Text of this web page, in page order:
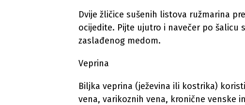
Dvije žličice sušenih listova ružmarina
ocijedite. Pijte ujutro i navečer po šalicu
zaslađenog medom.
Veprina
Biljka veprina (ježevina ili kostrika)
vena, varikoznih vena, kronične venske